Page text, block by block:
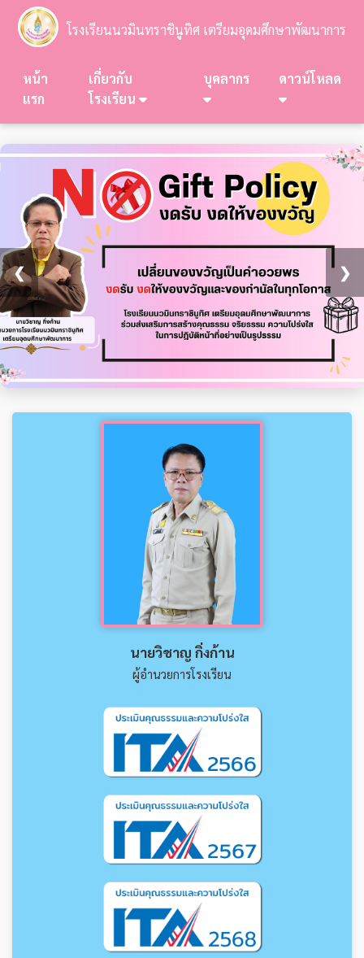
โรงเรียนนวมินทราชินูทิศ เตรียมอุดมศึกษาพัฒนาการ
หน้า
แรก
เกี่ยวกับ
โรงเรียน
บุคลากร ดาวน์โหลด
❮ ❯
นายวิชาญ กิ่งก้าน
ผู้อำนวยการโรงเรียน